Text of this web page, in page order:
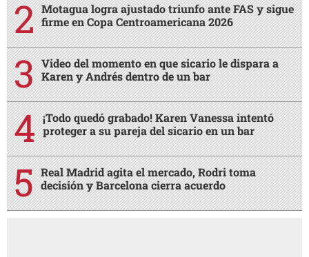
Motagua logra ajustado triunfo ante FAS y sigue
firme en Copa Centroamericana 2026
Video del momento en que sicario le dispara a
Karen y Andrés dentro de un bar
¡Todo quedó grabado! Karen Vanessa intentó
proteger a su pareja del sicario en un bar
Real Madrid agita el mercado, Rodri toma
decisión y Barcelona cierra acuerdo